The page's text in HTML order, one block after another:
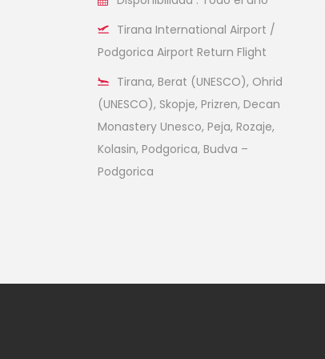
Tirana International Airport /
Podgorica Airport Return Flight
Tirana, Berat (UNESCO), Ohrid
(UNESCO), Skopje, Prizren, Decan
Monastery Unesco, Peja, Rozaje,
Kolasin, Podgorica, Budva –
Podgorica